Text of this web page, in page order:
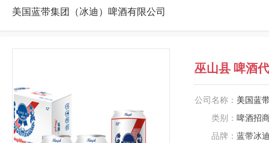
美国蓝带集团（冰迪）啤酒有限公司
巫山县 啤酒
公司名称： 美国蓝
类别： 啤酒招
品牌： 蓝带冰